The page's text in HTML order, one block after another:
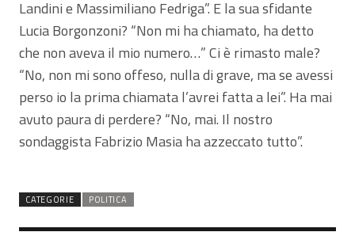
Landini e Massimiliano Fedriga”. E la sua sfidante
Lucia Borgonzoni? “Non mi ha chiamato, ha detto
che non aveva il mio numero…” Ci è rimasto male?
“No, non mi sono offeso, nulla di grave, ma se avessi
perso io la prima chiamata l’avrei fatta a lei”. Ha mai
avuto paura di perdere? “No, mai. Il nostro
sondaggista Fabrizio Masia ha azzeccato tutto”.
CATEGORIE POLITICA